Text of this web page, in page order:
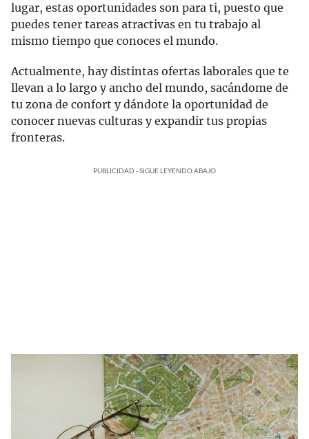
lugar, estas oportunidades son para ti, puesto que
puedes tener tareas atractivas en tu trabajo al
mismo tiempo que conoces el mundo.
Actualmente, hay distintas ofertas laborales que te
llevan a lo largo y ancho del mundo, sacándome de
tu zona de confort y dándote la oportunidad de
conocer nuevas culturas y expandir tus propias
fronteras.
PUBLICIDAD - SIGUE LEYENDO ABAJO